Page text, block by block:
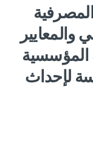
والمعايير
المؤسسية
لإحداث